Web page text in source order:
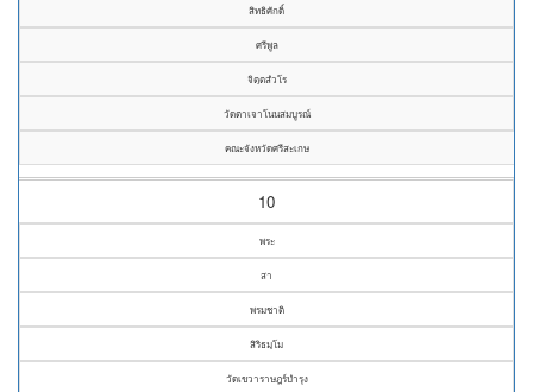
สิทธิศักดิ์
ศรีพูล
จิตฺตสํวโร
วัดตาเจาโนนสมบูรณ์
คณะจังหวัดศรีสะเกษ
10
พระ
สา
พรมชาติ
สิริธมฺโม
วัดเขวาราษฎร์บำรุง